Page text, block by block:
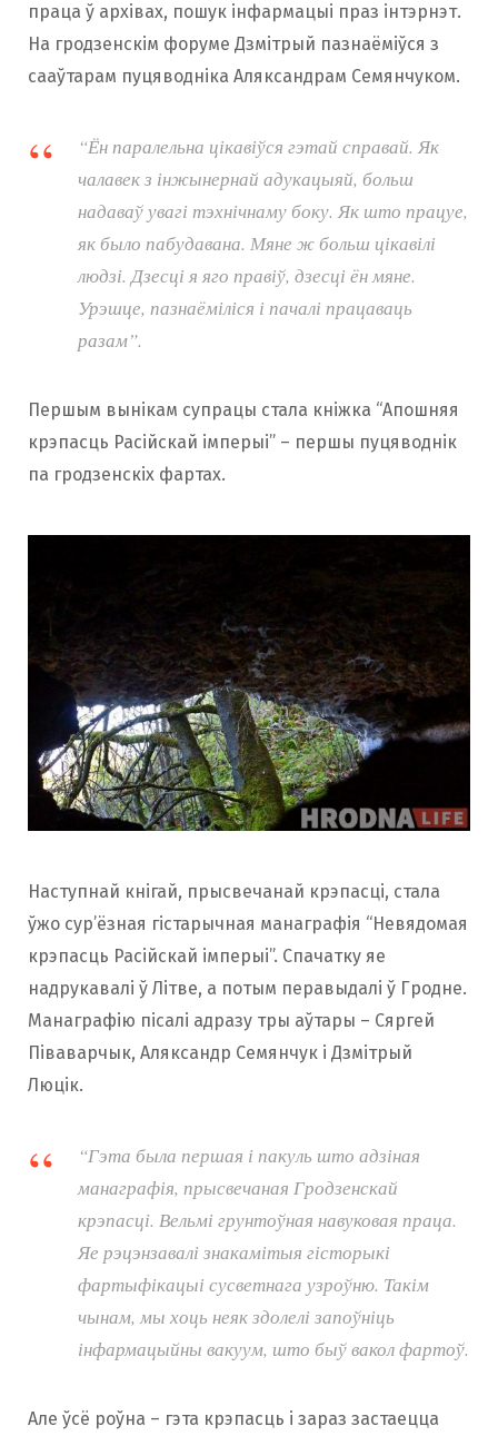
праца ў архівах, пошук інфармацыі праз інтэрнэт.
На гродзенскім форуме Дзмітрый пазнаёміўся з
сааўтарам пуцяводніка Аляксандрам Семянчуком.
“Ён паралельна цікавіўся гэтай справай. Як
чалавек з інжынернай адукацыяй, больш
надаваў увагі тэхнічнаму боку. Як што працуе,
як было пабудавана. Мяне ж больш цікавілі
людзі. Дзесці я яго правіў, дзесці ён мяне.
Урэшце, пазнаёміліся і пачалі працаваць
разам”.
Першым вынікам супрацы стала кніжка “Апошняя
крэпасць Расійскай імперыі” – першы пуцяводнік
па гродзенскіх фартах.
Наступнай кнігай, прысвечанай крэпасці, стала
ўжо сур’ёзная гістарычная манаграфія “Невядомая
крэпасць Расійскай імперыі”. Спачатку яе
надрукавалі ў Літве, а потым перавыдалі ў Гродне.
Манаграфію пісалі адразу тры аўтары – Сяргей
Піваварчык, Аляксандр Семянчук і Дзмітрый
Люцік.
“Гэта была першая і пакуль што адзіная
манаграфія, прысвечаная Гродзенскай
крэпасці. Вельмі грунтоўная навуковая праца.
Яе рэцэнзавалі знакамітыя гісторыкі
фартыфікацыі сусветнага узроўню. Такім
чынам, мы хоць неяк здолелі запоўніць
інфармацыйны вакуум, што быў вакол фартоў.
Але ўсё роўна – гэта крэпасць і зараз застаецца